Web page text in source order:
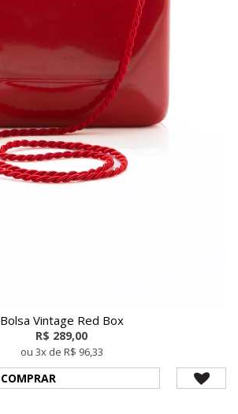
Bolsa Vintage Red Box
R$ 289,00
ou 3x de R$ 96,33
COMPRAR